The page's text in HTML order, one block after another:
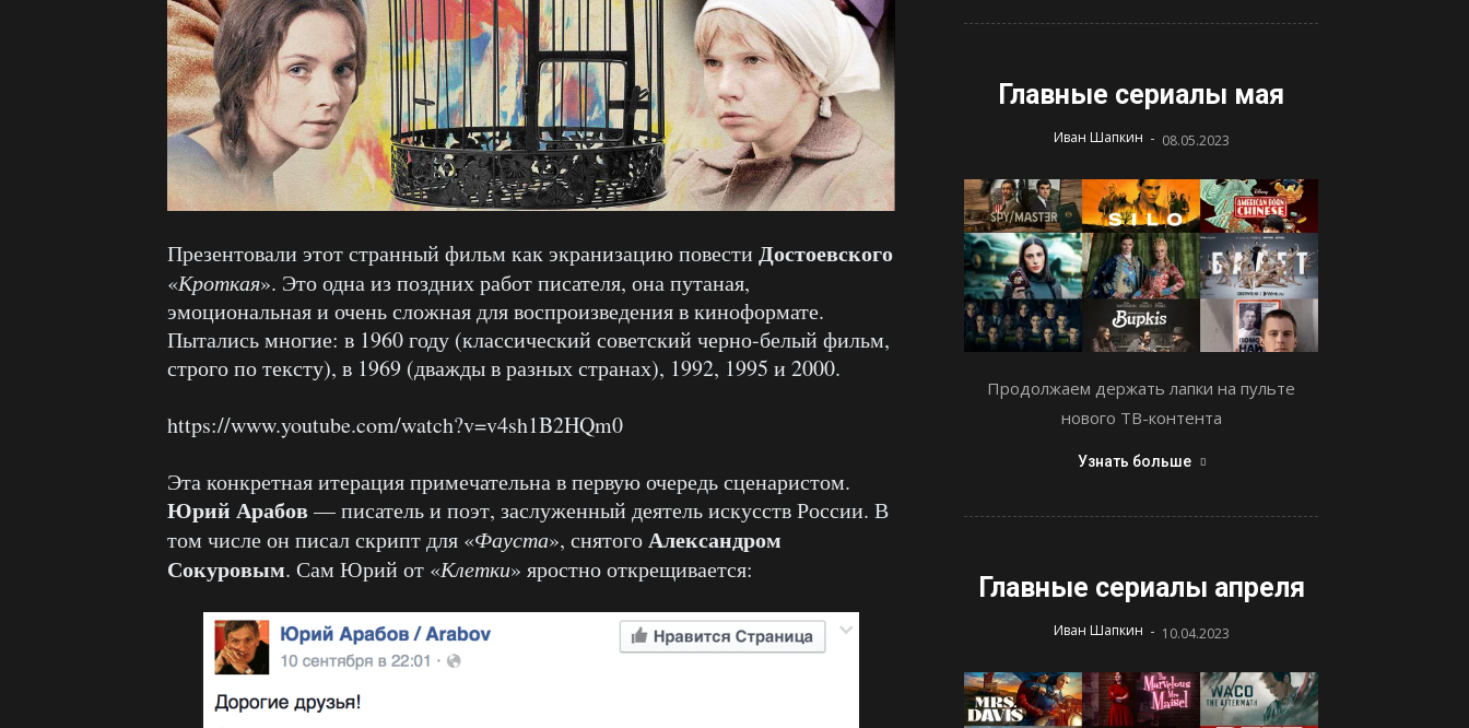
Презентовали этот странный фильм как экранизацию повести Достоевского
«Кроткая». Это одна из поздних работ писателя, она путаная,
эмоциональная и очень сложная для воспроизведения в киноформате.
Пытались многие: в 1960 году (классический советский черно-белый фильм,
строго по тексту), в 1969 (дважды в разных странах), 1992, 1995 и 2000.
https://www.youtube.com/watch?v=v4sh1B2HQm0
Эта конкретная итерация примечательна в первую очередь сценаристом.
Юрий Арабов— писатель и поэт, заслуженный деятель искусств России. В
том числе он писал скрипт для «Фауста», снятогоАлександром
Сокуровым. Сам Юрий от «Клетки» яростно открещивается:
Главные сериалы мая
Иван Шапкин - 08.05.2023
Продолжаем держать лапки на пульте
нового ТВ-контента
Узнать больше
Главные сериалы апреля
Иван Шапкин - 10.04.2023